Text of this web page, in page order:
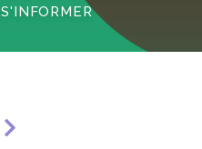
S'INFORMER